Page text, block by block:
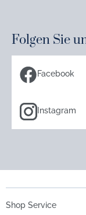
Folgen Sie
Facebook
Instagram
Shop Service